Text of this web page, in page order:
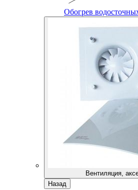
Обогрев
Вентиляция,
Назад